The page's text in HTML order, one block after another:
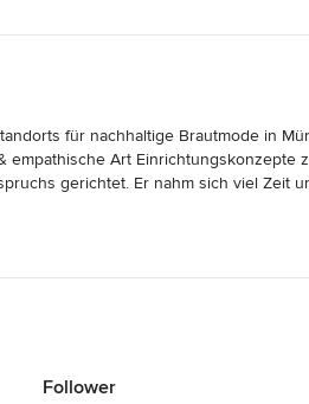
für nachhaltige Brautmode in
Art Einrichtungskonzepte
gerichtet. Er nahm sich viel Zeit
erfolgreich umgesetzt. Wir können
Follower